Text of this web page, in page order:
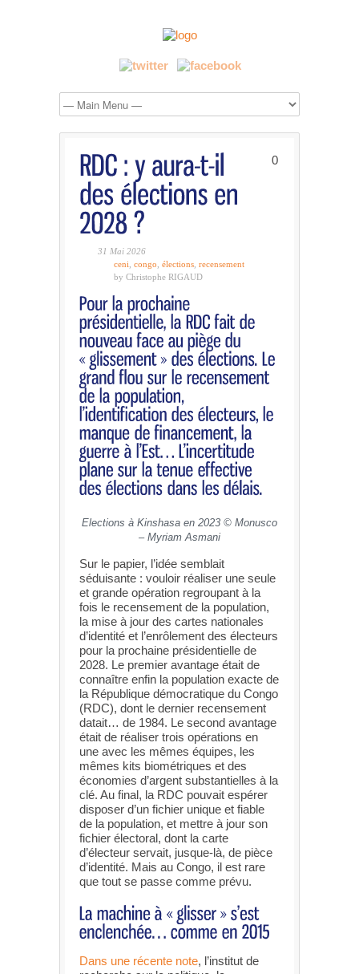
0
31 Mai 2026
ceni congo élections recensement
by Christophe RIGAUD
Elections à Kinshasa en 2023 © Monusco
– Myriam Asmani
Sur le papier, l’idée semblait
séduisante : vouloir réaliser une seule
et grande opération regroupant à la
fois le recensement de la population,
la mise à jour des cartes nationales
d’identité et l’enrôlement des électeurs
pour la prochaine présidentielle de
2028. Le premier avantage était de
connaître enfin la population exacte de
la République démocratique du Congo
(RDC), dont le dernier recensement
datait… de 1984. Le second avantage
était de réaliser trois opérations en
une avec les mêmes équipes, les
mêmes kits biométriques et des
économies d’argent substantielles à la
clé. Au final, la RDC pouvait espérer
disposer d’un fichier unique et fiable
de la population, et mettre à jour son
fichier électoral, dont la carte
d’électeur servait, jusque-là, de pièce
d’identité. Mais au Congo, il est rare
que tout se passe comme prévu.
Dans une récente note, l’institut de